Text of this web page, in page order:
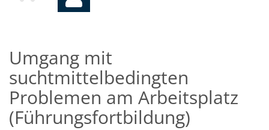
Umgang mit
suchtmittelbedingten
Problemen am Arbeitsplatz
(Führungsfortbildung)